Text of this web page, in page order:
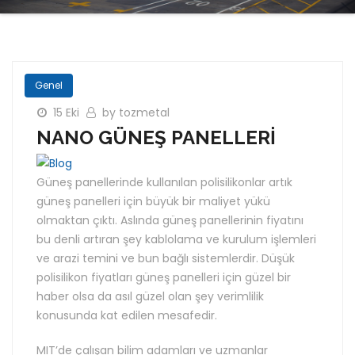
Genel
15 Eki by tozmetal
NANO GÜNEŞ PANELLERİ
Güneş panellerinde kullanılan polisilikonlar artık
güneş panelleri için büyük bir maliyet yükü
olmaktan çıktı. Aslında güneş panellerinin fiyatını
bu denli artıran şey kablolama ve kurulum işlemleri
ve arazi temini ve bun bağlı sistemlerdir. Düşük
polisilikon fiyatları güneş panelleri için güzel bir
haber olsa da asıl güzel olan şey verimlilik
konusunda kat edilen mesafedir.
MIT’de çalışan bilim adamları ve uzmanlar